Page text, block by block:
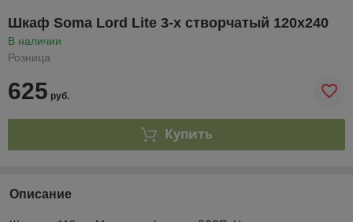
Шкаф Soma Lord Lite 3-х створчатый 120x240
В наличии
Розница
625 руб.
Купить
Описание